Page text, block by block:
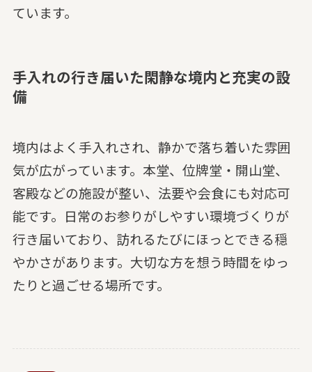
ています。
手入れの行き届いた閑静な境内と充実の設
備
境内はよく手入れされ、静かで落ち着いた雰囲
気が広がっています。本堂、位牌堂・開山堂、
客殿などの施設が整い、法要や会食にも対応可
能です。日常のお参りがしやすい環境づくりが
行き届いており、訪れるたびにほっとできる穏
やかさがあります。大切な方を想う時間をゆっ
たりと過ごせる場所です。